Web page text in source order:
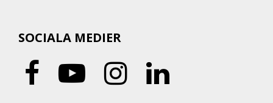
SOCIALA MEDIER